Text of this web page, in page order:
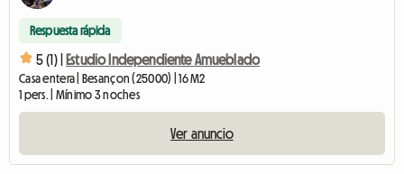
Respuesta rápida
5 (1) | Estudio Independiente Amueblado
Casa entera | Besançon (25000) | 16 M2
1 pers. | Mínimo 3 noches
Ver anuncio